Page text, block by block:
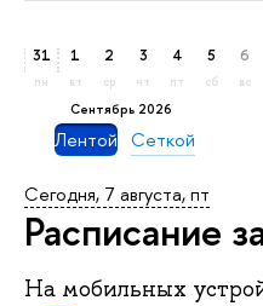
31
пн
сентябрь 2026
1
вт
2
ср
3
чт
4
пт
5
сб
6
вс
Лентой Сеткой
Сегодня, 7 августа, пт
Расписание
На мобильных